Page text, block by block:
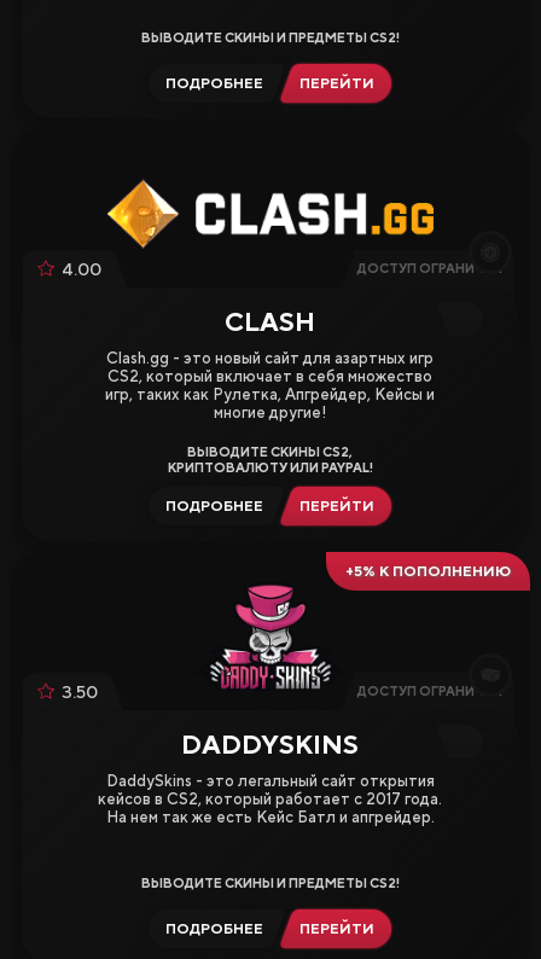
ВЫВОДИТЕ СКИНЫ И ПРЕДМЕТЫ CS2!
ПОДРОБНЕЕ ПЕРЕЙТИ
4.00 ДОСТУП ОГРАНИЧЕН
CLASH
Clash.gg - это новый сайт для азартных игр
CS2, который включает в себя множество
игр, таких как Рулетка, Апгрейдер, Кейсы и
многие другие!
ВЫВОДИТЕ СКИНЫ CS2,
КРИПТОВАЛЮТУ ИЛИ PAYPAL!
ПОДРОБНЕЕ ПЕРЕЙТИ
+5% К ПОПОЛНЕНИЮ
3.50 ДОСТУП ОГРАНИЧЕН
DADDYSKINS
DaddySkins - это легальный сайт открытия
кейсов в CS2, который работает с 2017 года.
На нем так же есть Кейс Батл и апгрейдер.
ВЫВОДИТЕ СКИНЫ И ПРЕДМЕТЫ CS2!
ПОДРОБНЕЕ ПЕРЕЙТИ